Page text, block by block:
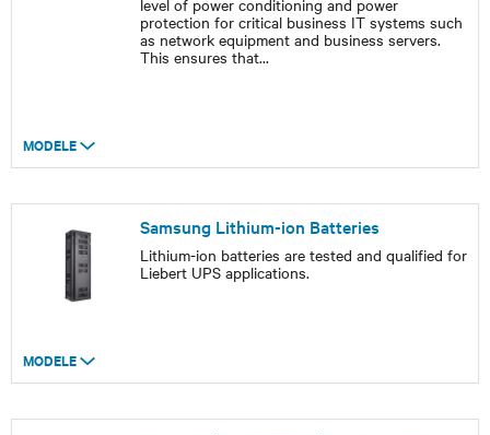
level of power conditioning and power
protection for critical business IT systems such
as network equipment and business servers.
This ensures that...
MODELE
Samsung Lithium-ion Batteries
Lithium-ion batteries are tested and qualified for
Liebert UPS applications.
MODELE